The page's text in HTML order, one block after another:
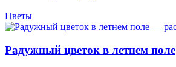
Цветы
Радужный цветок в летнем поле